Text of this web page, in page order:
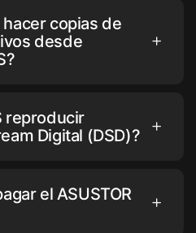
hacer copias de
desde
reproducir
Digital (DSD)?
el ASUSTOR